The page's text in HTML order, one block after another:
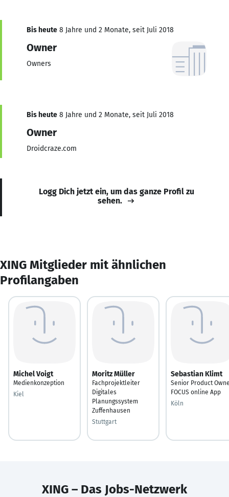
Bis heute 8 Jahre und 2 Monate, seit Juli 2018
Owner
Owners
Bis heute 8 Jahre und 2 Monate, seit Juli 2018
Owner
Droidcraze.com
Logg Dich jetzt ein, um das ganze Profil zu
sehen.
XING Mitglieder mit ähnlichen
Profilangaben
Michel Voigt
Medienkonzeption
Kiel
Moritz Müller
Fachprojektleiter
Digitales
Planungssystem
Zuffenhausen
Stuttgart
Sebastian Klimt
Senior Product
FOCUS online App
Köln
XING – Das Jobs-Netzwerk